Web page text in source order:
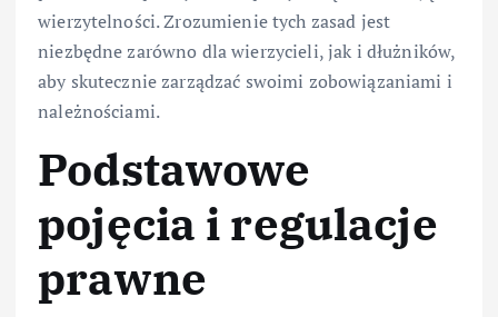
wierzytelności. Zrozumienie tych zasad jest
niezbędne zarówno dla wierzycieli, jak i dłużników,
aby skutecznie zarządzać swoimi zobowiązaniami i
należnościami.
Podstawowe
pojęcia i regulacje
prawne